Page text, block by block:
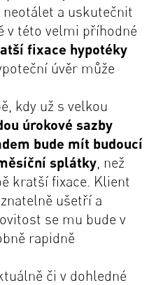
a uskutečnit
v této velmi příhodné
fixace hypotéky
úvěr může
kdy už s velkou
úrokové sazby
bude mít budoucí
splátky, než
kratší fixace. Klient
ušetří a
se mu bude v
rapidně
či v dohledné